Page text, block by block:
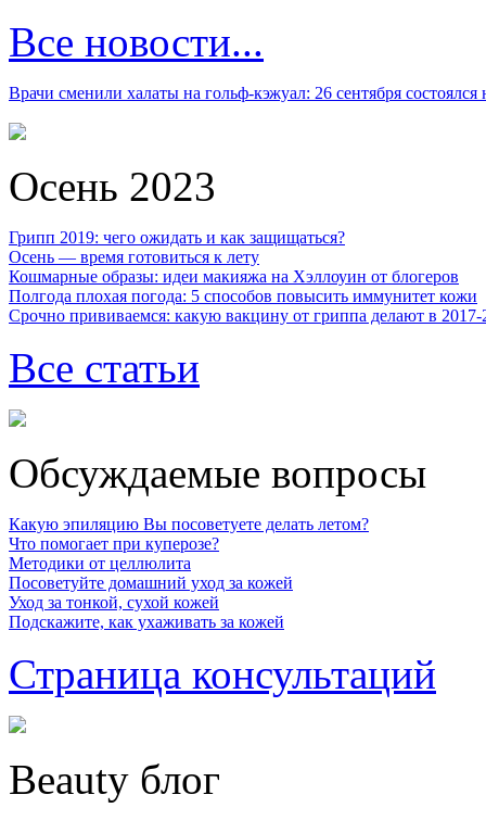
Все новости...
Врачи сменили халаты на гольф-кэжуал: 26 сентября
Осень 2023
Грипп 2019: чего ожидать и как защищаться?
Осень — время готовиться к лету
Кошмарные образы: идеи макияжа на Хэллоуин от блогеров
Полгода плохая погода: 5 способов повысить иммунитет кожи
Срочно прививаемся: какую вакцину от гриппа делают в 2017-
Все статьи
Обсуждаемые вопросы
Какую эпиляцию Вы посоветуете делать летом?
Что помогает при куперозе?
Методики от целлюлита
Посоветуйте домашний уход за кожей
Уход за тонкой, сухой кожей
Подскажите, как ухаживать за кожей
Страница консультаций
Beauty блог